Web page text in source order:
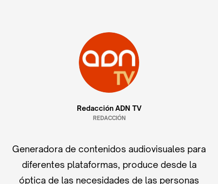
Redacción ADN TV
REDACCIÓN
Generadora de contenidos audiovisuales para
diferentes plataformas, produce desde la
óptica de las necesidades de las personas